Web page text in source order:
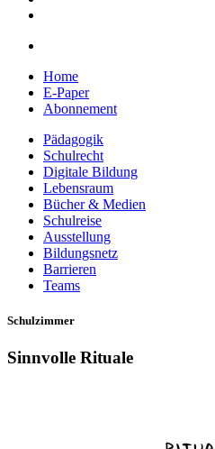
Home
E-Paper
Abonnement
Pädagogik
Schulrecht
Digitale Bildung
Lebensraum
Bücher & Medien
Schulreise
Ausstellung
Bildungsnetz
Barrieren
Teams
Schulzimmer
Sinnvolle Rituale